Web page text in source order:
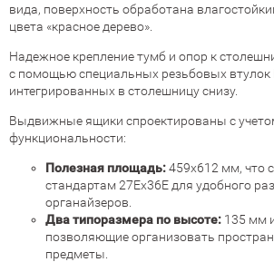
вида, поверхность обработана
цвета «красное дерево».
Надежное крепление тумб и опор к
с помощью специальных резьбовых втулок
интегрированных в столешницу снизу.
Выдвижные ящики спроектированы с
функциональности:
Полезная площадь:459х612 мм, что
стандартам 27Ех36Е для удобного
органайзеров.
Два типоразмера по высоте: 135 мм
позволяющие организовать
предметы.